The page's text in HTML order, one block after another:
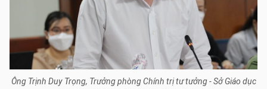
Ông Trịnh Duy Trọng, Trưởng phòng Chính trị tư tưởng - Sở Giáo dục